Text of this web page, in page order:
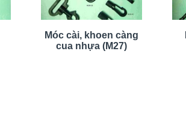
Móc cài, khoen càng
cua nhựa (M27)